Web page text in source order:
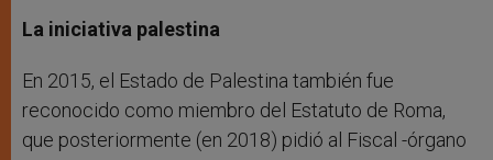
La iniciativa palestina
En 2015, el Estado de Palestina también fue
reconocido como miembro del Estatuto de Roma,
que posteriormente (en 2018) pidió al Fiscal -órgano